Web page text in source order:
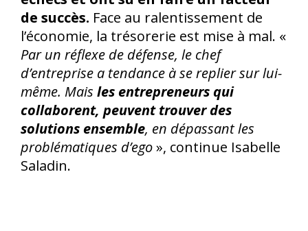
de succès. Face au ralentissement de
l’économie, la trésorerie est mise à mal. «
Par un réflexe de défense, le chef
d’entreprise a tendance à se replier sur lui-
même. Mais les entrepreneurs qui
collaborent, peuvent trouver des
solutions ensemble, en dépassant les
problématiques d’ego», continue Isabelle
Saladin.